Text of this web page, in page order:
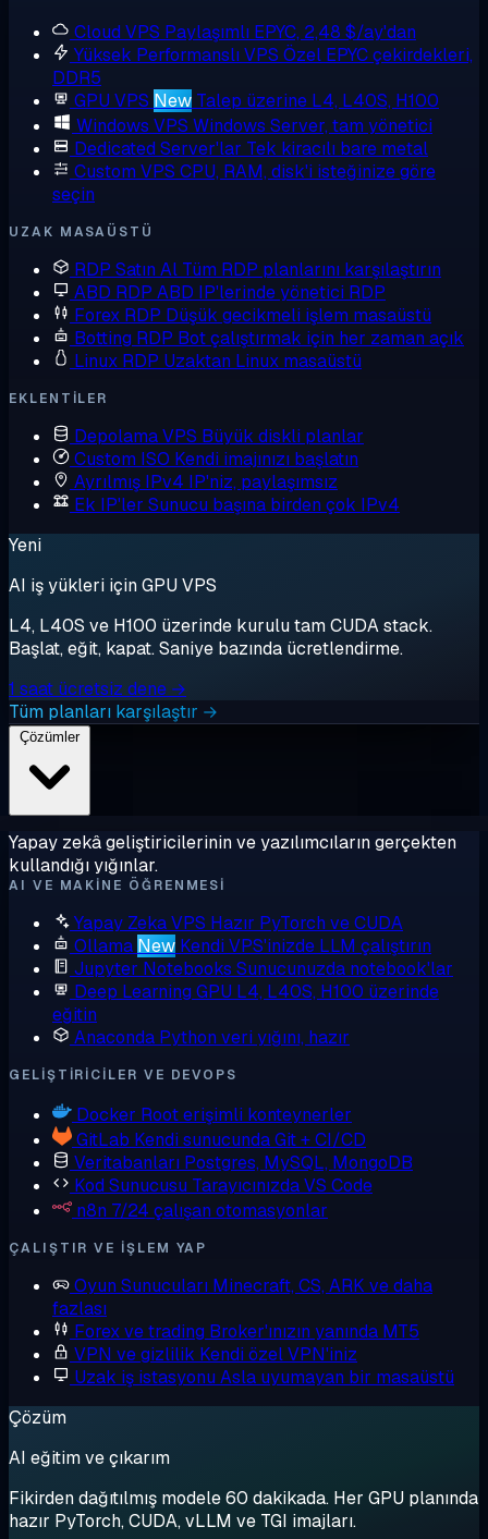
Cloud VPS Paylaşımlı EPYC, 2,48 $/ay'dan
Yüksek Performanslı VPS Özel EPYC çekirdekleri,
DDR5
GPU VPS New Talep üzerine L4, L40S, H100
Windows VPS Windows Server, tam yönetici
Dedicated Server'lar Tek kiracılı bare metal
Custom VPS CPU, RAM, disk'i isteğinize göre
seçin
UZAK MASAÜSTÜ
RDP Satın Al Tüm RDP planlarını karşılaştırın
ABD RDP ABD IP'lerinde yönetici RDP
Forex RDP Düşük gecikmeli işlem masaüstü
Botting RDP Bot çalıştırmak için her zaman açık
Linux RDP Uzaktan Linux masaüstü
EKLENTILER
Depolama VPS Büyük diskli planlar
Custom ISO Kendi imajınızı başlatın
Ayrılmış IPv4 IP'niz, paylaşımsız
Ek IP'ler Sunucu başına birden çok IPv4
Yeni
AI iş yükleri için GPU VPS
L4, L40S ve H100 üzerinde kurulu tam CUDA stack.
Başlat, eğit, kapat. Saniye bazında ücretlendirme.
1 saat ücretsiz dene →
Tüm planları karşılaştır →
Çözümler
Yapay zekâ geliştiricilerinin ve yazılımcıların gerçekten
kullandığı yığınlar.
AI VE MAKINE ÖĞRENMESI
Yapay Zeka VPS Hazır PyTorch ve CUDA
Ollama New Kendi VPS'inizde LLM çalıştırın
Jupyter Notebooks Sunucunuzda notebook'lar
Deep Learning GPU L4, L40S, H100 üzerinde
eğitin
Anaconda Python veri yığını, hazır
GELIŞTIRICILER VE DEVOPS
Docker Root erişimli konteynerler
GitLab Kendi sunucunda Git + CI/CD
Veritabanları Postgres, MySQL, MongoDB
Kod Sunucusu Tarayıcınızda VS Code
n8n 7/24 çalışan otomasyonlar
ÇALIŞTIR VE IŞLEM YAP
Oyun Sunucuları Minecraft, CS, ARK ve daha
fazlası
Forex ve trading Broker'ınızın yanında MT5
VPN ve gizlilik Kendi özel VPN'iniz
Uzak iş istasyonu Asla uyumayan bir masaüstü
Çözüm
AI eğitim ve çıkarım
Fikirden dağıtılmış modele 60 dakikada. Her GPU planında
hazır PyTorch, CUDA, vLLM ve TGI imajları.